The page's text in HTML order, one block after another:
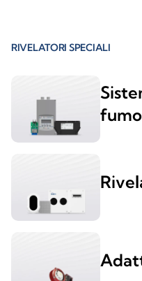
RIVELATORI SPECIALI